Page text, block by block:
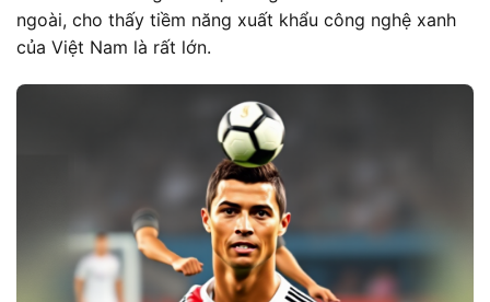
ngoài, cho thấy tiềm năng xuất khẩu công nghệ xanh
của Việt Nam là rất lớn.